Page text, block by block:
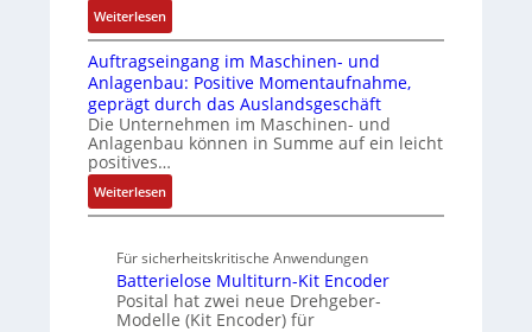
ü
b
e
r
w
u
n
g
m
e
i
f
e
g
r
a
d
M
L
3
ü
r
s
e
u
e
r
u
n
g
v
o
A
G
V
u
n
R
b
o
t
r
u
k
t
u
r
3
6
f
e
h
l
e
n
4
,
M
i
l
Weiterlesen:
A
l
l
A
b
o
u
t
A
t
o
m
Auftragseingang im Maschinen- und
Anlagenbau: Positive Momentaufnahme,
geprägt durch das Auslandsgeschäft
Die Unternehmen im Maschinen- und
Anlagenbau können in Summe auf ein leicht
positives…
Weiterlesen:
A
f
t
a
Für sicherheitskritische Anwendungen
Batterielose Multiturn-Kit Encoder
Posital hat zwei neue Drehgeber-
Modelle (Kit Encoder) für